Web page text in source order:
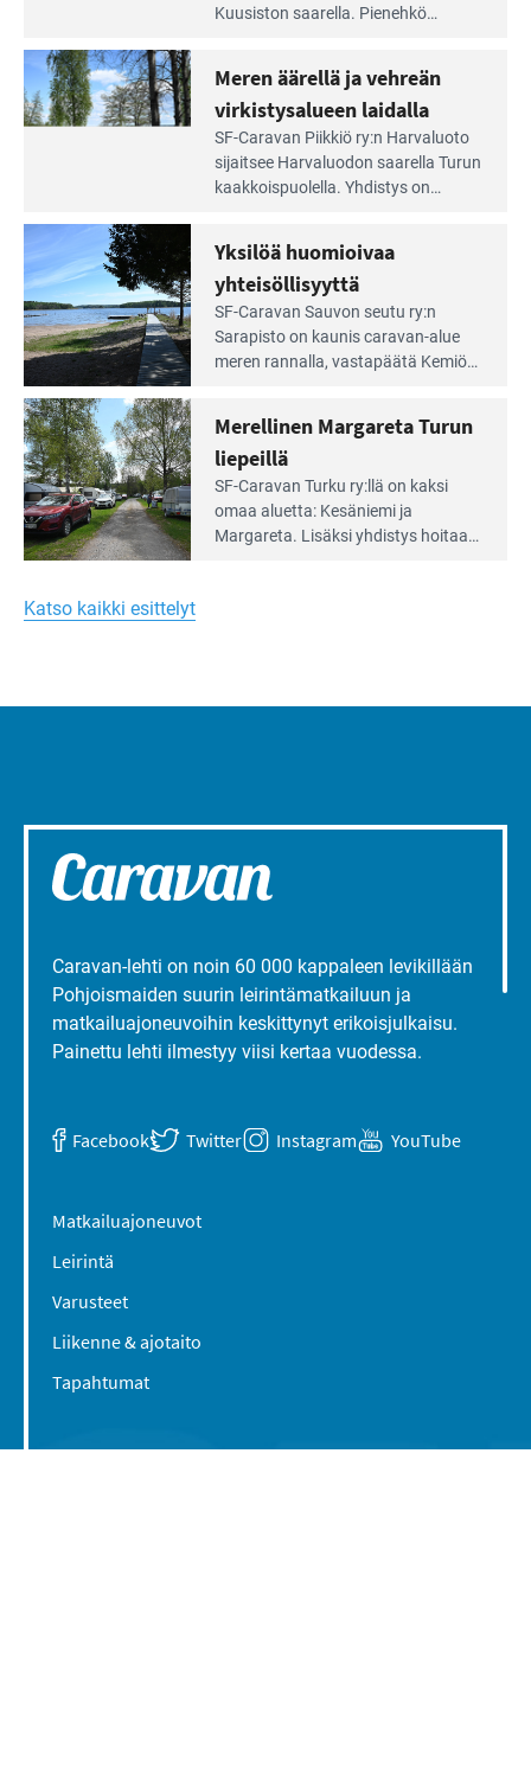
Saariston
Rengastien
portilla
Kuusiston saarella. Pie­nehkö
äärellä
ja
vehreän
virkistysalueen
laidalla
Meren äärellä ja vehreän
virkistysalueen laidalla
SF-Caravan Piikkiö ry:n Harvaluoto
sijait­see Harvaluodon saarella Turun
kaakkois­puolella. Yhdistys on
virkistysalueesta.
Lue
Leirintäoppaan
artikkeli:
Yksilöä
huomioivaa
yhteisöllisyyttä
Yksilöä huomioivaa
yhteisöllisyyttä
SF-Caravan Sauvon seutu ry:n
Sarapisto on kaunis caravan-alue
meren rannalla, vasta­päätä Kemiön
kymmenen paikkaa ilman sähköä.
Lue
Leirintäoppaan
artikkeli:
Merellinen
Turun
liepeillä
Merellinen Margareta Turun
liepeillä
SF-Caravan Turku ry:llä on kaksi
omaa aluet­ta: Kesäniemi ja
Margareta. Lisäksi yhdis­tys hoitaa
Katso kaikki esittelyt
Caravan-lehti on noin 60 000 kappaleen levikillään
Pohjoismaiden suurin leirintämatkailuun ja
matkailuajoneuvoihin keskittynyt erikoisjulkaisu.
Painettu lehti ilmestyy viisi kertaa vuodessa.
Facebook Twitter Instagram YouTube
Matkailuajoneuvot
Leirintä
Varusteet
Liikenne & ajotaito
Tapahtumat